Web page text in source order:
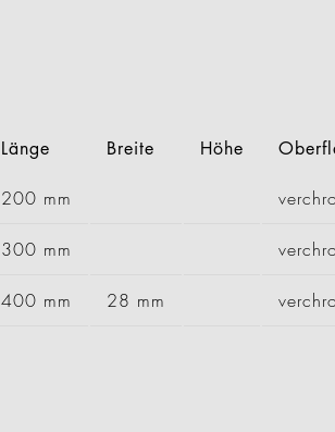
Länge Breite Höhe
200 mm
300 mm
400 mm 28 mm